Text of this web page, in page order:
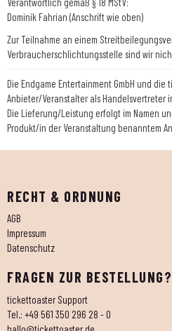
Dominik Fahrian (Anschrift wie oben)
Zur Teilnahme an einem
Verbraucherschlichtungsstelle sind wir
Die Endgame Entertainment GmbH und die
Anbieter/Veranstalter als Handelsvertreter
Die Lieferung/Leistung erfolgt im Namen
Produkt/in der Veranstaltung benanntem
RECHT & ORDNUNG
AGB
Impressum
Datenschutz
FRAGEN ZUR BESTELLUNG?
tickettoaster Support
Tel.: +49 561 350 296 28 - 0